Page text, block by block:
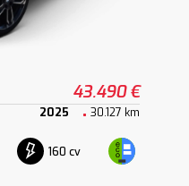
43.490 €
2025 30.127 km
160 cv